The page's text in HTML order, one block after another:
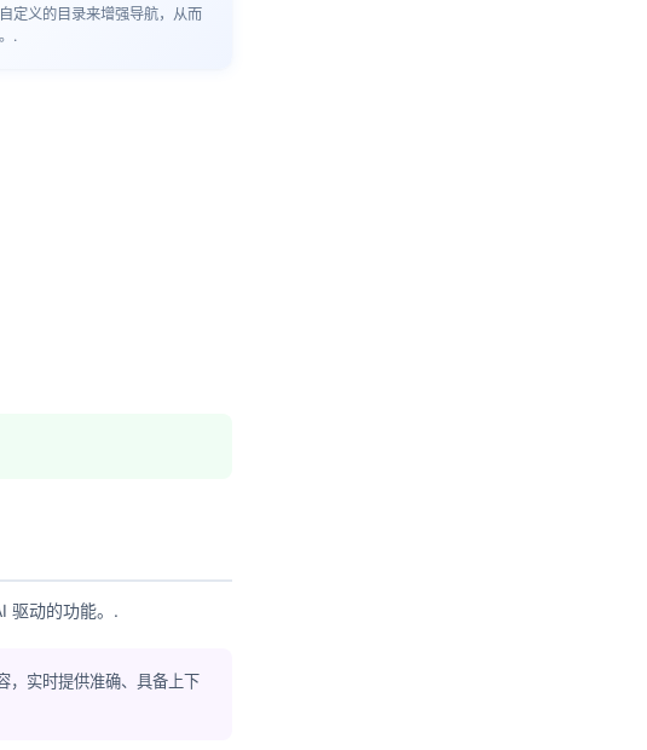
定义的目录来增强导航，从而
.
驱动的功能。.
，实时提供准确、具备上下